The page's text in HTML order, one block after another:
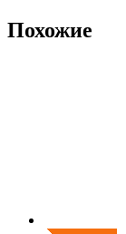
Похожие